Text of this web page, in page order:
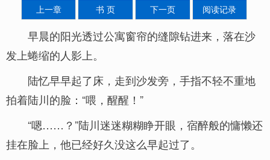
上一章 书 页 下一页 阅读记录
早晨的阳光透过公寓窗帘的缝隙钻进来，落在沙
发上蜷缩的人影上。
陆忆早早起了床，走到沙发旁，手指不轻不重地
拍着陆川的脸：“喂，醒醒！”
“嗯……？”陆川迷迷糊糊睁开眼，宿醉般的慵懒还
挂在脸上，他已经好久没这么早起过了。